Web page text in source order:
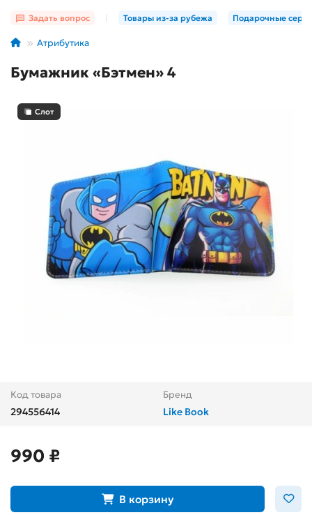
Задать вопрос Товары из-за рубежа Подарочные
Атрибутика
Бумажник «Бэтмен» 4
Слот
Код товара
294556414
Бренд
Like Book
990 ₽
В корзину